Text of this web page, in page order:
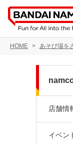
HOME あそび場を
店舗情
イベン